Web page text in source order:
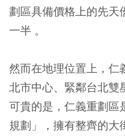
劃區具備價格上的先天
一半 。
然而在地理位置上，仁
北市中心、緊鄰台北雙
可貴的是，仁義重劃區
規劃」，擁有整齊的大